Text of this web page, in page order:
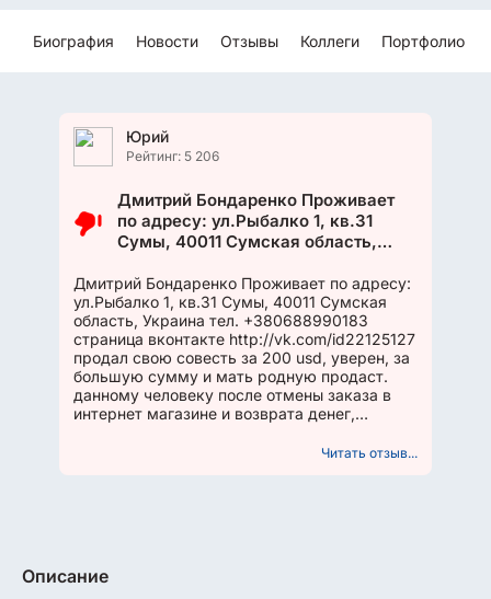
Биография Новости Отзывы Коллеги Портфолио
Юрий
Рейтинг: 5 206
Дмитрий Бондаренко Проживает
по адресу: ул.Рыбалко 1, кв.31
Сумы, 40011 Сумская область,
страница вконтакте
http://vk.com/id22125127 продал
свою совесть за 200 usd, уверен,
за большую сумму и мать родную
продаст. данному человеку после
отмены заказа в интернет
магазине и возврата денег,
телефон по ошибке все таки был
Дмитрий Бондаренко Проживает по адресу:
ул.Рыбалко 1, кв.31 Сумы, 40011 Сумская
область, Украина тел. +380688990183
страница вконтакте http://vk.com/id22125127
продал свою совесть за 200 usd, уверен, за
большую сумму и мать родную продаст.
данному человеку после отмены заказа в
интернет магазине и возврата денег,
Читать отзыв...
Описание